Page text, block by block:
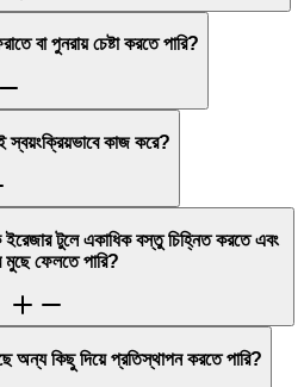
বা পুনরায় চেষ্টা করতে পারি?
স্বয়ংক্রিয়ভাবে কাজ করে?
টুলে একাধিক বস্তু চিহ্নিত করতে এবং
মুছে ফেলতে পারি?
অন্য কিছু দিয়ে প্রতিস্থাপন করতে পারি?